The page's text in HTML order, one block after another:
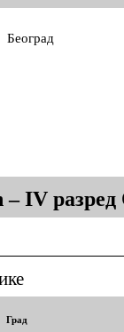
Београд
– IV
Град